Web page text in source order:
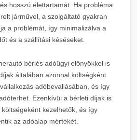
hosszú élettartamát. Ha probléma
járművel, a szolgáltató gyakran
a problémát, így minimalizálva a
és a szállítási késéseket.
bérlés adóügyi előnyökkel is
általában azonnal költségként
adóbevallásában, és így
Ezenkívül a bérleti díjak is
költségeként kezelhetők, és így
az adóalap mértékét.